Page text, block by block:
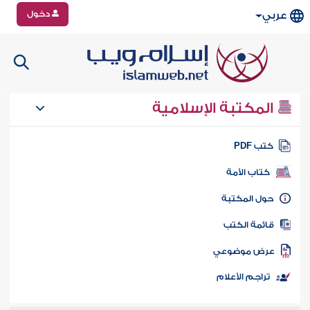
عربي دخول
المكتبة الإسلامية
كتب PDF
كتاب الأمة
المكتبة
الكتب
موضوعي